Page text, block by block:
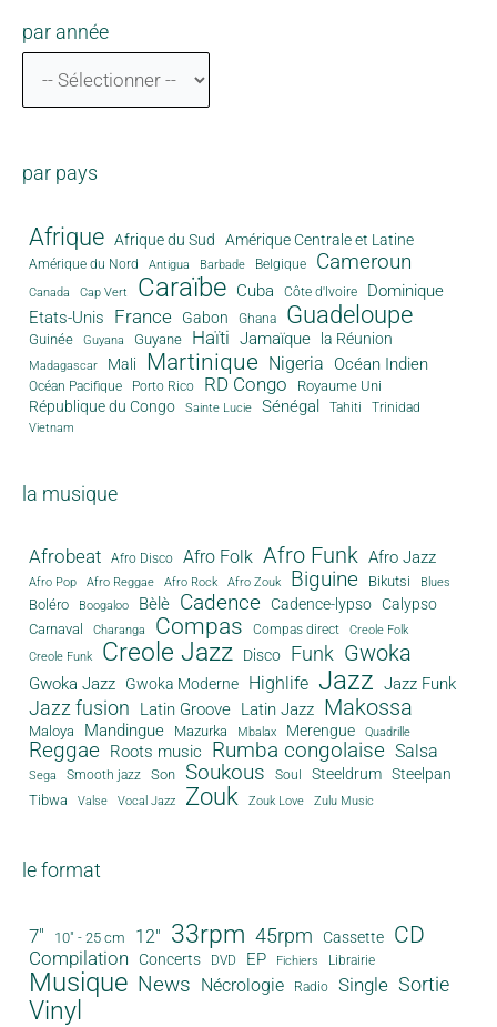
par année
par pays
Afrique Afrique du Sud Amérique Centrale et Latine
Amérique du Nord Antigua Barbade Belgique Cameroun
Canada Cap Vert Caraïbe Cuba Côte d'Ivoire
Dominique
Etats-Unis
France Gabon Ghana Guadeloupe
Guinée Guyana Guyane Haïti Jamaïque la Réunion
Madagascar Mali Martinique Nigeria Océan Indien
Océan Pacifique Porto Rico RD Congo Royaume Uni
République du Congo Sainte Lucie Sénégal Tahiti Trinidad
Vietnam
la musique
Afrobeat Afro Disco Afro Folk Afro Funk Afro Jazz
Afro Pop Afro Reggae Afro Rock Afro Zouk Biguine Bikutsi Blues
Boléro Boogaloo Bèlè Cadence Cadence-lypso Calypso
Carnaval Charanga Compas Compas direct
Creole Folk
Creole Funk
Creole Jazz Disco Funk Gwoka
Gwoka Jazz Gwoka Moderne Highlife Jazz Jazz Funk
Jazz fusion Latin Groove Latin Jazz Makossa
Maloya Mandingue Mazurka Mbalax Merengue Quadrille
Reggae Roots music Rumba congolaise Salsa
Sega Smooth jazz Son Soukous Soul Steeldrum Steelpan
Tibwa Valse Vocal Jazz Zouk Zouk Love Zulu Music
le format
7" 10" - 25 cm 12" 33rpm 45rpm Cassette CD
Compilation Concerts DVD EP Fichiers Librairie
Musique News Nécrologie Radio Single Sortie
Vinyl